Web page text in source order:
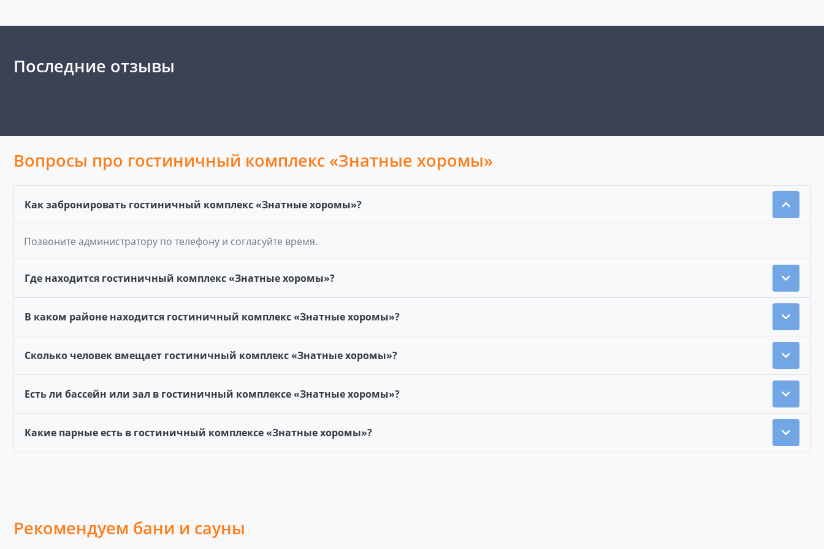
Последние отзывы
Вопросы про гостиничный комплекс «Знатные хоромы»
Как забронировать гостиничный комплекс «Знатные хоромы»?
Позвоните администратору по телефону и согласуйте время.
Где находится гостиничный комплекс «Знатные хоромы»?
В каком районе находится гостиничный комплекс «Знатные хоромы»?
Сколько человек вмещает гостиничный комплекс «Знатные хоромы»?
Есть ли бассейн или зал в гостиничный комплексе «Знатные хоромы»?
Какие парные есть в гостиничный комплексе «Знатные хоромы»?
Рекомендуем бани и сауны